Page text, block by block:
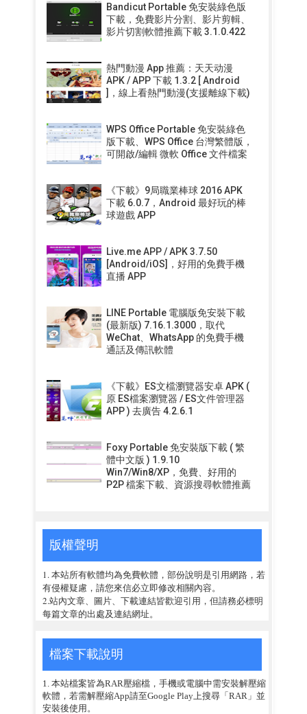
Bandicut Portable 免安裝綠色版
下載，免費影片分割、影片剪輯、
影片切割軟體推薦下載 3.1.0.422
熱門動漫 App 推薦：天天动漫
APK / APP 下載 1.3.2 [ Android
]，線上看熱門動漫(支援離線下載)
WPS Office Portable 免安裝綠色
版下載、WPS Office 台灣繁體版，
可開啟/編輯 微軟 Office 文件檔案
《下載》9局職業棒球 2016 APK
下載 6.0.7，Android 最好玩的棒
球遊戲 APP
Live.me APP / APK 3.7.50
[Android/iOS]，好用的免費手機
直播 APP
LINE Portable 電腦版免安裝下載
(最新版) 7.16.1.3000，取代
WeChat、WhatsApp 的免費手機
通話及傳訊軟體
《下載》ES文檔瀏覽器安卓 APK (
原 ES檔案瀏覽器 / ES文件管理器
APP ) 去廣告 4.2.6.1
Foxy Portable 免安裝版下載 ( 繁
體中文版 ) 1.9.10
Win7/Win8/XP，免費、好用的
P2P 檔案下載、資源搜尋軟體推薦
版權聲明
1. 本站所有軟體均為免費軟體，部份說明是引用網路，若
有侵權疑慮，請您來信必立即修改相關內容。
2.站內文章、圖片、下載連結皆歡迎引用，但請務必標明
每篇文章的出處及連結網址。
檔案下載說明
1. 本站檔案皆為RAR壓縮檔，手機或電腦中需安裝解壓縮
軟體，若需解壓縮App請至Google Play上搜尋「RAR」並
安裝後使用。